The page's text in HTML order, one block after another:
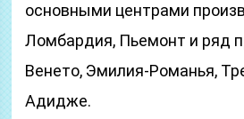
основными центрами
Ломбардия, Пьемонт и ряд
Венето, Эмилия-Романья,
Адидже.